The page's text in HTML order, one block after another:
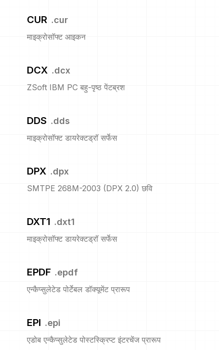
CUR .cur
माइक्रोसॉफ्ट आइकन
DCX .dcx
ZSoft IBM PC बहु-पृष्ठ पेंटब्रश
DDS .dds
माइक्रोसॉफ्ट डायरेक्टड्रॉ सर्फेस
DPX .dpx
SMTPE 268M-2003 (DPX 2.0) छवि
DXT1 .dxt1
माइक्रोसॉफ्ट डायरेक्टड्रॉ सर्फेस
EPDF .epdf
एन्कैप्सुलेटेड पोर्टेबल डॉक्यूमेंट प्रारूप
EPI .epi
एडोब एन्कैप्सुलेटेड पोस्टस्क्रिप्ट इंटरचेंज प्रारूप